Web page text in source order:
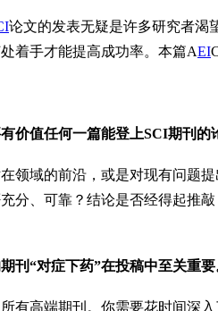
论文的发表无疑是许多研究者渴
着手才能提高成功率。本篇AEI
价值任何一篇能登上SCI期刊的
领域的前沿，或是对现有问题
分、可靠？结论是否经得起推
刊“对症下药”在投稿中至关重要
有高端期刊。你需要花时间深